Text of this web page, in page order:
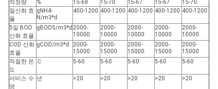
정
보
보
호
적정량 % 15-68 15-70 15-67 15-67
15-70
질산화 효
율
gNH4-
N/m3*d
400-1200 400-1200 400-1200 400-1200 400-1200
5일 BOD
산화 효율
gBOD5/m3*d 2000-
10000
2000-
10000
2000-
10000
2000-
10000
2000-
10000
COD 산화
효율
gCOD/m3*d
2000-
15000
2000-
15000
2000-
15000
2000-
15000
2000-
15000
적절한 온
도
Ｃ 5-60 5-60 5-60 5-60 5-60
서비스 수
명
년 >20 >20 >20 >20 >20